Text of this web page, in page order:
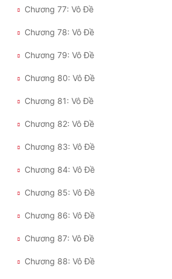
Chương 77: Vô Đề
Chương 78: Vô Đề
Chương 79: Vô Đề
Chương 80: Vô Đề
Chương 81: Vô Đề
Chương 82: Vô Đề
Chương 83: Vô Đề
Chương 84: Vô Đề
Chương 85: Vô Đề
Chương 86: Vô Đề
Chương 87: Vô Đề
Chương 88: Vô Đề